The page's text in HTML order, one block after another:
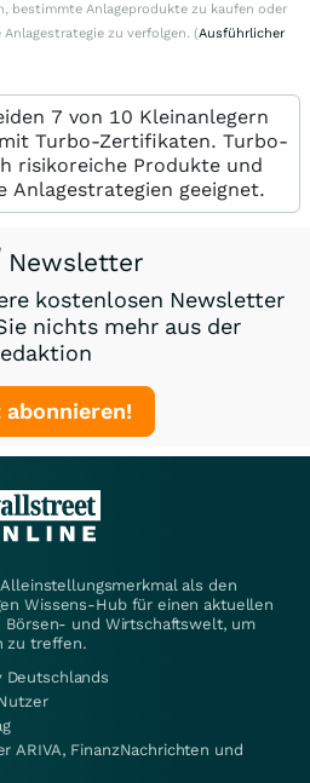
bestimmte Anlageprodukte zu kaufen oder
zu verfolgen. (Ausführlicher
7 von 10 Kleinanlegern
Turbo-Zertifikaten. Turbo-
risikoreiche Produkte und
geeignet.
Newsletter
kostenlosen Newsletter
nichts mehr aus der
als den
Wissens-Hub für einen aktuellen
Börsen- und Wirtschaftswelt, um
zu treffen.
Deutschlands
ARIVA, FinanzNachrichten und